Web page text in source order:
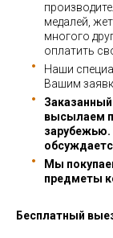
медалей,
многого
оплатить
Наши
Вашим
высылаем
зарубежью.
Мы
предметы
Бесплатный